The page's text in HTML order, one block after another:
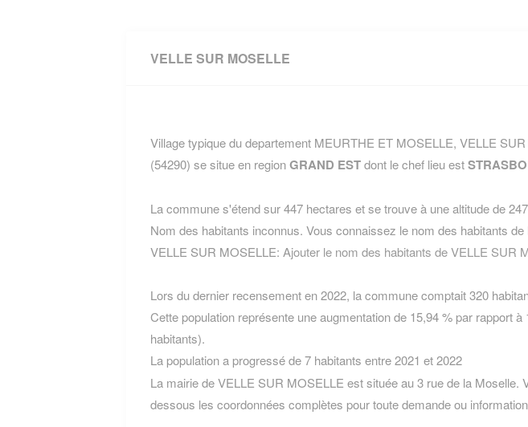
VELLE SUR MOSELLE
Village typique du departement MEURTHE ET MOSELLE, VELLE
(54290) se situe en regionGRAND ESTdont le chef lieu est
La commune s'étend sur 447 hectares et se trouve à une altitude de
Nom des habitants inconnus. Vous connaissez le nom des habitants
VELLE SUR MOSELLE: Ajouter le nom des habitants de VELLE SUR
Lors du dernier recensement en 2022, la commune comptait 320
Cette population représente une augmentation de 15,94 % par rapport à
habitants).
La population a progressé de 7 habitants entre 2021 et 2022
La mairie de VELLE SUR MOSELLE est située au 3 rue de la Moselle.
dessous les coordonnées complètes pour toute demande ou